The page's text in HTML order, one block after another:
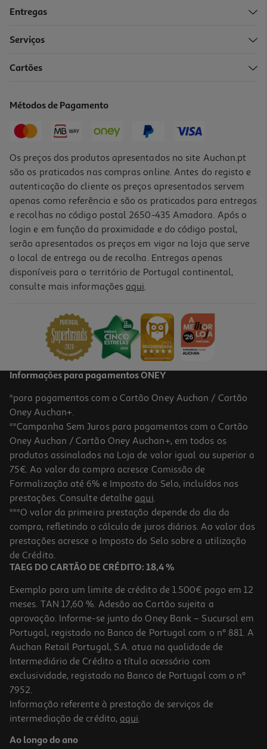
Iogurte Líquido Magro Auchan Lima Limão 4x160g
Iogurte Líquido Magro Auchan Morango E Kiwi 160g
2.19 €/Kg
0,35 €
Iogurte Líquido Magro Auchan Morango E Cereais 160g
2.19 €/Kg
Entregas
Serviços
Cartões
Métodos de Pagamento
Os preços dos produtos apresentados no site Auchan.pt
são os praticados nas compras online. Antes do registo e
autenticação do cliente os preços apresentados servem
apenas como referência e são os praticados para entregas
e recolhas no código postal 2650-435 Amadora. Após o
login e em função da proximidade e do código postal,
serão apresentados os preços em vigor na loja que serve
o local de entrega ou de recolha. Entregas apenas
disponíveis para o território de Portugal continental,
consulte mais informações aqui.
Informações para pagamentos ONEY
*para pagamentos com o Cartão Oney Auchan / Cartão
Oney Auchan+.
**Campanha Sem Juros para pagamentos com o Cartão
Oney Auchan / Cartão Oney Auchan+, em todos os
produtos assinalados na Loja de valor igual ou superior a
75€. Ao valor da compra acresce Comissão de
Formalização até 6% e Imposto do Selo, incluídos nas
prestações. Consulte detalhe aqui.
***O valor da primeira prestação depende do dia da
compra, refletindo o cálculo de juros diários. Ao valor das
prestações acresce o Imposto do Selo sobre a utilização
de Crédito.
TAEG DO CARTÃO DE CRÉDITO: 18,4 %
Exemplo para um limite de crédito de 1.500€ pago em 12
meses. TAN 17,60 %. Adesão ao Cartão sujeita a
aprovação. Informe-se junto do Oney Bank – Sucursal em
Portugal, registado no Banco de Portugal com o nº 881. A
Auchan Retail Portugal, S.A. atua na qualidade de
Intermediário de Crédito a título acessório com
exclusividade, registado no Banco de Portugal com o nº
7952.
Informação referente à prestação de serviços de
intermediação de crédito, aqui.
Ao longo do ano